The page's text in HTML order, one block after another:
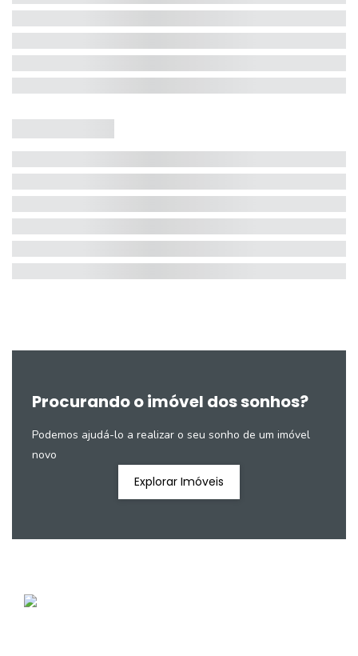
Procurando o imóvel dos sonhos?
Podemos ajudá-lo a realizar o seu sonho de um imóvel
novo
Explorar Imóveis